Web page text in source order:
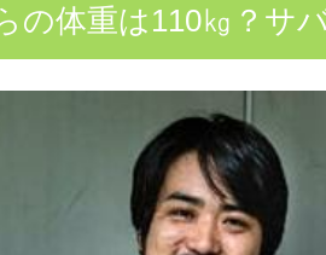
の体重は110㎏？サ